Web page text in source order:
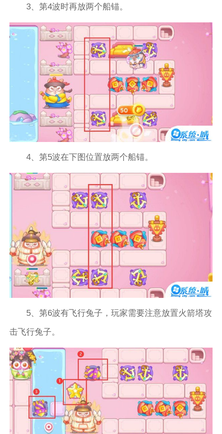
3、第4波时再放两个船锚。
4、第5波在下图位置放两个船锚。
5、第6波有飞行兔子，玩家需要注意放置火箭塔攻
击飞行兔子。